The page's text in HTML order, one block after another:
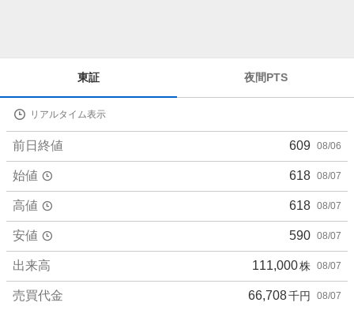
詳
値
東証 夜間PTS
リアルタイム表示
前日終値 609 08/06
始値 618 08/07
高値 618 08/07
安値 590 08/07
出来高 111,000株 08/07
売買代金 66,708千円 08/07